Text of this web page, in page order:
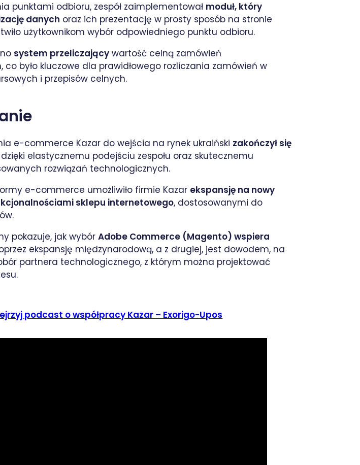
punktami odbioru, zespół zaimplementował moduł, który
danych oraz ich prezentację w prosty sposób na stronie
użytkownikom wybór odpowiedniego punktu odbioru.
system przeliczającywartość celną zamówień
było kluczowe dla prawidłowego rozliczania zamówień w
i przepisów celnych.
e-commerce Kazar do wejścia na rynek ukraiński zakończył się
dzięki elastycznemu podejściu zespołu oraz skutecznemu
rozwiązań technologicznych.
e-commerce umożliwiło firmie Kazar ekspansję na nowy
sklepu internetowego, dostosowanymi do
pokazuje, jak wybór Adobe Commerce (Magento) wspiera
ekspansję międzynarodową, a z drugiej, jest dowodem, na
partnera technologicznego, z którym można projektować
podcast o współpracy Kazar – Exorigo-Upos